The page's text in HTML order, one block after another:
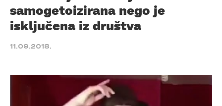
samogetoizirana nego je
isključena iz društva
11.09.2018.